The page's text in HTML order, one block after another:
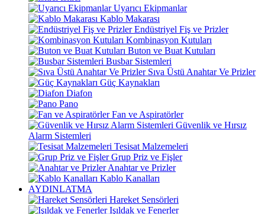
Uyarıcı Ekipmanlar
Kablo Makarası
Endüstriyel Fiş ve Prizler
Kombinasyon Kutuları
Buton ve Buat Kutuları
Busbar Sistemleri
Sıva Üstü Anahtar Ve Prizler
Güç Kaynakları
Diafon
Pano
Fan ve Aspiratörler
Güvenlik ve Hırsız
Alarm Sistemleri
Tesisat Malzemeleri
Grup Priz ve Fişler
Anahtar ve Prizler
Kablo Kanalları
AYDINLATMA
Hareket Sensörleri
Işıldak ve Fenerler